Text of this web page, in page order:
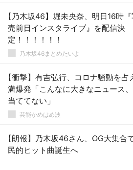
【乃木坂46】堀未央奈、明日16時
売前日インスタライブ』を配信決
定！！！！！！
乃木坂46まとめたいよ
【衝撃】有吉弘行、コロナ騒動を
満爆発「こんなに大きなニュース
当ててない」
芸能かめはめ波
【朗報】乃木坂46さん、OG大集合
民的ヒット曲誕生へ